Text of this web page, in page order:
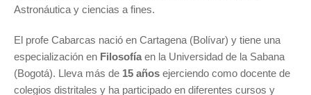
Astronáutica y ciencias a fines.
El profe Cabarcas nació en Cartagena (Bolívar) y tiene una
especialización en Filosofía en la Universidad de la Sabana
(Bogotá). Lleva más de 15 años ejerciendo como docente de
colegios distritales y ha participado en diferentes cursos y